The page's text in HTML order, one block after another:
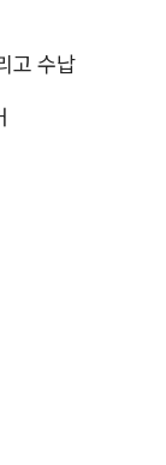
고 수납